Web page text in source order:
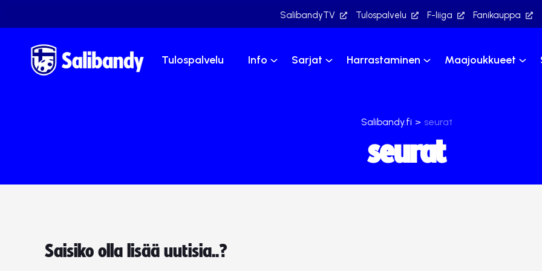
SalibandyTV Tulospalvelu F-liiga Fanikauppa
Tulospalvelu Info Sarjat Harrastaminen Maajoukkueet
Salibandy.fi > seurat
seurat
Saisiko olla lisää uutisia..?